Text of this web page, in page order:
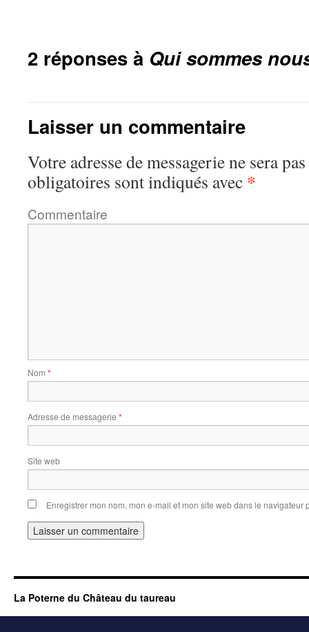
2 réponses à Qui sommes
Laisser un commentaire
Votre adresse de messagerie ne sera
obligatoires sont indiqués avec *
Commentaire
Nom *
Adresse de messagerie *
Site web
Enregistrer mon nom, mon e-mail et mon site web dans le navigateur
La Poterne du Château du taureau